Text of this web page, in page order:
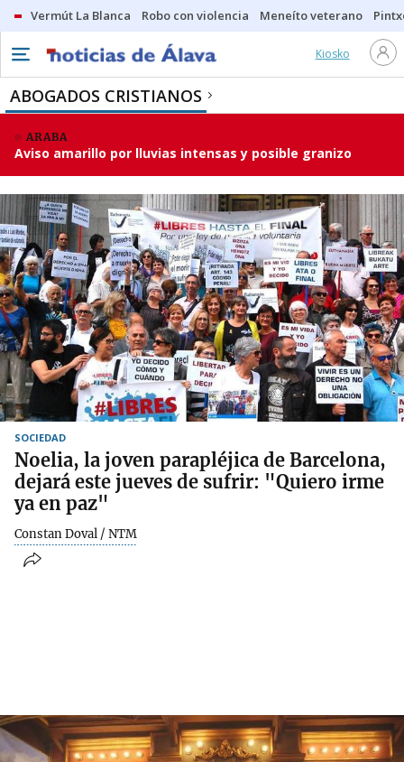
Vermút La Blanca Robo con violencia Meneíto veterano
Kiosko
ABOGADOS CRISTIANOS
ARABA
Aviso amarillo por lluvias intensas y posible granizo
SOCIEDAD
Noelia, la joven parapléjica de Barcelona,
dejará este jueves de sufrir: "Quiero irme
ya en paz"
Constan Doval / NTM